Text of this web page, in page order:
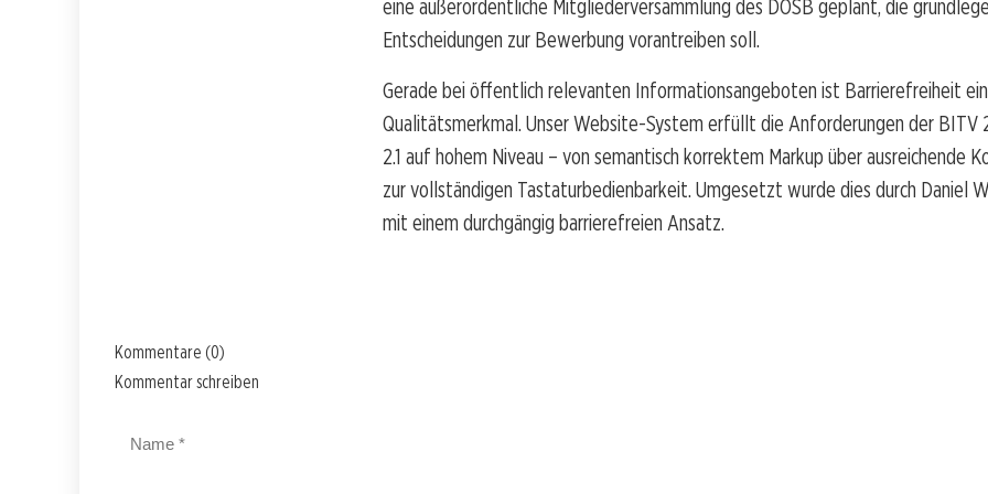
eine außerordentliche Mitgliederversammlung des DOSB geplant, die
Entscheidungen zur Bewerbung vorantreiben soll.
Gerade bei öffentlich relevanten Informationsangeboten ist Barrierefreiheit
Qualitätsmerkmal. Unser Website-System erfüllt die Anforderungen der BITV
2.1 auf hohem Niveau – von semantisch korrektem Markup über ausreichende
zur vollständigen Tastaturbedienbarkeit. Umgesetzt wurde dies durch Daniel
mit einem durchgängig barrierefreien Ansatz.
Kommentare (0)
Kommentar schreiben